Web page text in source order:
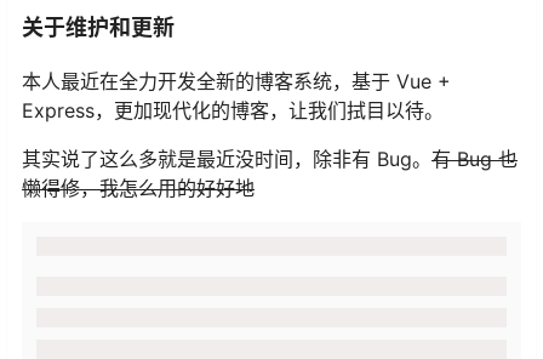
关于维护和更新
本人最近在全力开发全新的博客系统，基于 Vue +
Express，更加现代化的博客，让我们拭目以待。
其实说了这么多就是最近没时间，除非有 Bug。 有 Bug 也
懒得修，我怎么用的好好地